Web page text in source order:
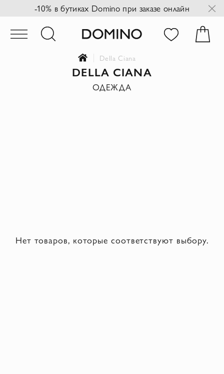
-10% в бутиках Domino при заказе онлайн
Della Ciana
DELLA CIANA
ОДЕЖДА
Нет товаров, которые соответствуют выбору.